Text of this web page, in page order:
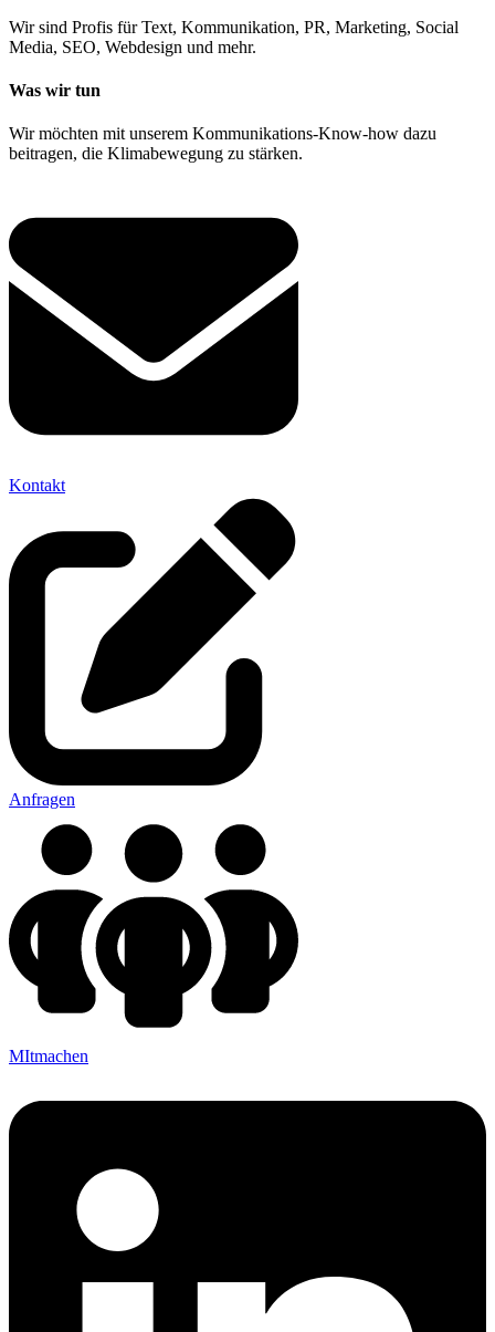
Wir sind Profis für Text, Kommunikation, PR, Marketing, Social
Media, SEO, Webdesign und mehr.
Was wir tun
Wir möchten mit unserem Kommunikations-Know-how dazu
beitragen, die Klimabewegung zu stärken.
Kontakt
Anfragen
MItmachen